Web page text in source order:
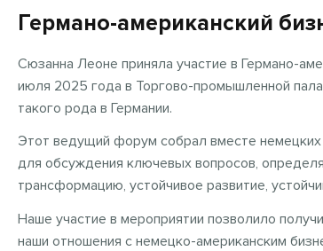
Германо-американский
Сюзанна Леоне приняла участие в Германо-
июля 2025 года в Торгово-промышленной
такого рода в Германии.
Этот ведущий форум собрал вместе немецких
для обсуждения ключевых вопросов,
трансформацию, устойчивое развитие,
Наше участие в мероприятии позволило
наши отношения с немецко-американским